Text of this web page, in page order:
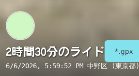
2時間30分のライド *.gpx
6/6/2026, 5:59:52 PM 中野区 (東京都)